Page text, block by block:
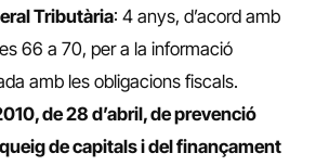
Tributària: 4 anys, d’acord amb
66 a 70, per a la informació
amb les obligacions fiscals.
de 28 d’abril, de prevenció
de capitals i del finançament